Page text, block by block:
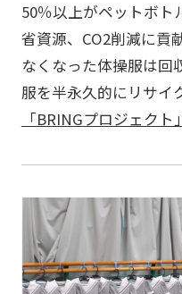
50％以上がペットボト
省資源、CO2削減に貢
なくなった体操服は回
服を半永久的にリサイ
「BRINGプロジェクト」